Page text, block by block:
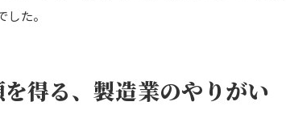
た。
得る、製造業のやりがい